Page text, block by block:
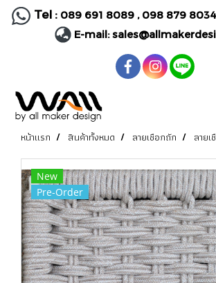
Tel : 089 691 8089, 098 879 8034
E-mail:
หน้าแรก สินค้าทั้งหมด ลายเชือกถัก ลาย
New
Pre-Order